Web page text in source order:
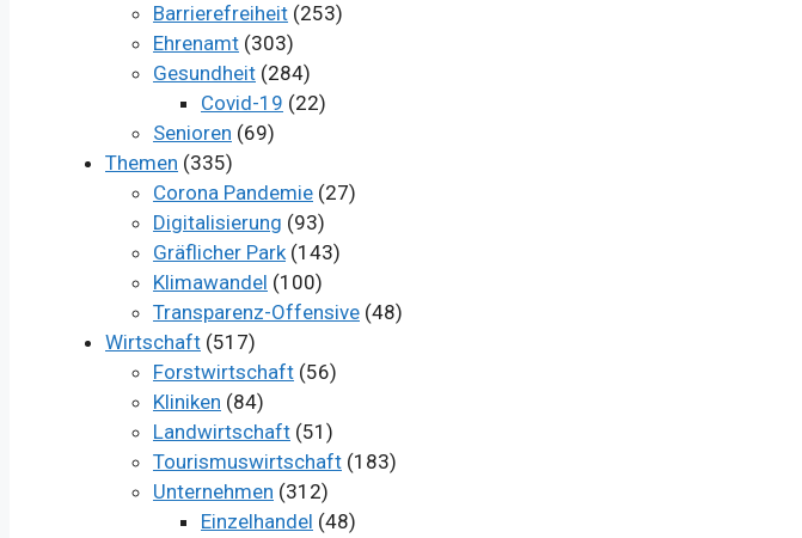
Barrierefreiheit (253)
Ehrenamt (303)
Gesundheit (284)
Covid-19 (22)
Senioren (69)
Themen (335)
Corona Pandemie (27)
Digitalisierung (93)
Gräflicher Park(143)
Klimawandel (100)
Transparenz-Offensive (48)
Wirtschaft (517)
Forstwirtschaft (56)
Kliniken (84)
Landwirtschaft (51)
Tourismuswirtschaft (183)
Unternehmen (312)
Einzelhandel (48)